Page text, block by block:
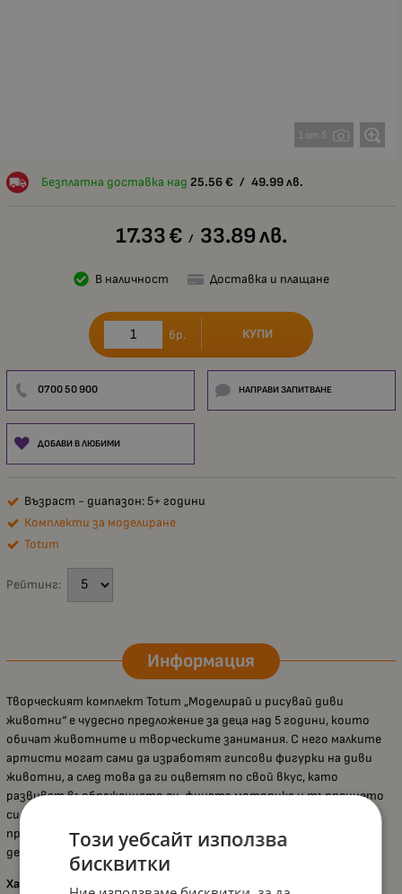
1 от 5
Безплатна доставка над 25.56 € / 49.99 лв.
17.33€ / 33.89лв.
В наличност Доставка и плащане
бр. КУПИ
0700 50 900 НАПРАВИ ЗАПИТВАНЕ
ДОБАВИ В ЛЮБИМИ
Възраст - диапазон: 5+ години
Комплекти за моделиране
Totum
Рейтинг:
Информация
Творческият комплект Totum „Моделирай и рисувай диви
животни“ е чудесно предложение за деца над 5 години, които
обичат животните и творческите занимания. С него малките
артисти могат сами да изработят гипсови фигурки на диви
животни, а след това да ги оцветят по свой вкус, като
развиват въображението си, фината моторика и търпението
си. Процесът е лесен и много забавен, а готовите фигурки се
превръщат в страхотна колекция или декорация, с която
детето може да се гордее.
Характеристики:
Този уебсайт използва
бисквитки